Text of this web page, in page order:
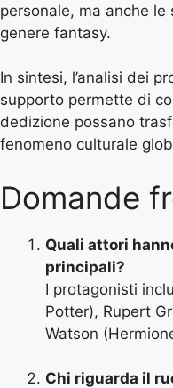
personale, ma anche
genere fantasy.
In sintesi, l’analisi dei
supporto permette di
dedizione possano
fenomeno culturale
Domande
Quali attori
principali?
I protagonisti
Potter), Rupert
Watson
Chi riguarda il